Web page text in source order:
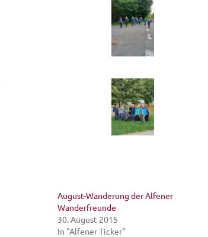
August-Wanderung der Alfener
Wanderfreunde
30. August 2015
In "Alfener Ticker"